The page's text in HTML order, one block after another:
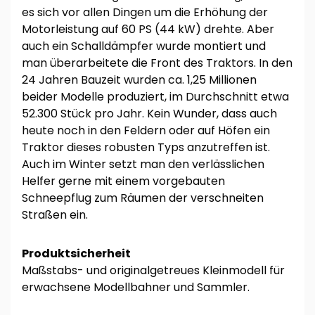
es sich vor allen Dingen um die Erhöhung der
Motorleistung auf 60 PS (44 kW) drehte. Aber
auch ein Schalldämpfer wurde montiert und
man überarbeitete die Front des Traktors. In den
24 Jahren Bauzeit wurden ca. 1,25 Millionen
beider Modelle produziert, im Durchschnitt etwa
52.300 Stück pro Jahr. Kein Wunder, dass auch
heute noch in den Feldern oder auf Höfen ein
Traktor dieses robusten Typs anzutreffen ist.
Auch im Winter setzt man den verlässlichen
Helfer gerne mit einem vorgebauten
Schneepflug zum Räumen der verschneiten
Straßen ein.
Produktsicherheit
Maßstabs- und originalgetreues Kleinmodell für
erwachsene Modellbahner und Sammler.